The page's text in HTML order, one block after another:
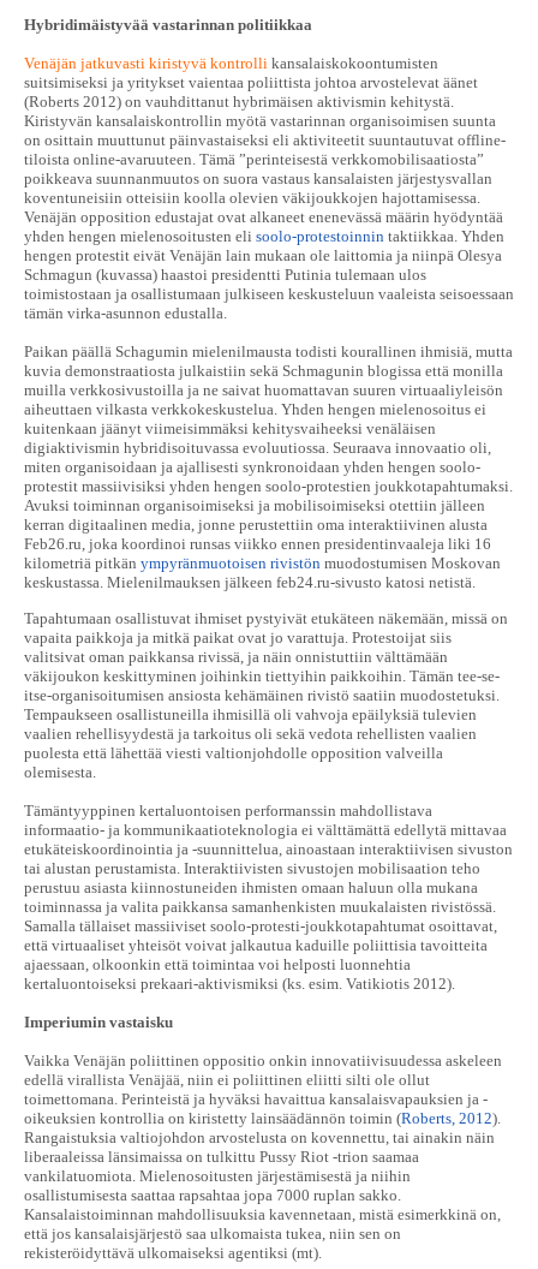
Hybridimäistyvää vastarinnan politiikkaa
Venäjän jatkuvasti kiristyvä kontrolli kansalaiskokoontumisten
suitsimiseksi ja yritykset vaientaa poliittista johtoa arvostelevat äänet
(Roberts 2012) on vauhdittanut hybrimäisen aktivismin kehitystä.
Kiristyvän kansalaiskontrollin myötä vastarinnan organisoimisen suunta
on osittain muuttunut päinvastaiseksi eli aktiviteetit suuntautuvat offline-
tiloista online-avaruuteen. Tämä ”perinteisestä verkkomobilisaatiosta”
poikkeava suunnanmuutos on suora vastaus kansalaisten järjestysvallan
koventuneisiin otteisiin koolla olevien väkijoukkojen hajottamisessa.
Venäjän opposition edustajat ovat alkaneet enenevässä määrin hyödyntää
yhden hengen mielenosoitusten eli soolo-protestoinnin taktiikkaa. Yhden
hengen protestit eivät Venäjän lain mukaan ole laittomia ja niinpä Olesya
Schmagun (kuvassa) haastoi presidentti Putinia tulemaan ulos
toimistostaan ja osallistumaan julkiseen keskusteluun vaaleista seisoessaan
tämän virka-asunnon edustalla.
Paikan päällä Schagumin mielenilmausta todisti kourallinen ihmisiä, mutta
kuvia demonstraatiosta julkaistiin sekä Schmagunin blogissa että monilla
muilla verkkosivustoilla ja ne saivat huomattavan suuren virtuaaliyleisön
aiheuttaen vilkasta verkkokeskustelua. Yhden hengen mielenosoitus ei
kuitenkaan jäänyt viimeisimmäksi kehitysvaiheeksi venäläisen
digiaktivismin hybridisoituvassa evoluutiossa. Seuraava innovaatio oli,
miten organisoidaan ja ajallisesti synkronoidaan yhden hengen soolo-
protestit massiivisiksi yhden hengen soolo-protestien joukkotapahtumaksi.
Avuksi toiminnan organisoimiseksi ja mobilisoimiseksi otettiin jälleen
kerran digitaalinen media, jonne perustettiin oma interaktiivinen alusta
Feb26.ru, joka koordinoi runsas viikko ennen presidentinvaaleja liki 16
kilometriä pitkän ympyränmuotoisen rivistön muodostumisen Moskovan
keskustassa. Mielenilmauksen jälkeen feb24.ru-sivusto katosi netistä.
Tapahtumaan osallistuvat ihmiset pystyivät etukäteen näkemään, missä on
vapaita paikkoja ja mitkä paikat ovat jo varattuja. Protestoijat siis
valitsivat oman paikkansa rivissä, ja näin onnistuttiin välttämään
väkijoukon keskittyminen joihinkin tiettyihin paikkoihin. Tämän tee-se-
itse-organisoitumisen ansiosta kehämäinen rivistö saatiin muodostetuksi.
Tempaukseen osallistuneilla ihmisillä oli vahvoja epäilyksiä tulevien
vaalien rehellisyydestä ja tarkoitus oli sekä vedota rehellisten vaalien
puolesta että lähettää viesti valtionjohdolle opposition valveilla
olemisesta.
Tämäntyyppinen kertaluontoisen performanssin mahdollistava
informaatio- ja kommunikaatioteknologia ei välttämättä edellytä mittavaa
etukäteiskoordinointia ja -suunnittelua, ainoastaan interaktiivisen sivuston
tai alustan perustamista. Interaktiivisten sivustojen mobilisaation teho
perustuu asiasta kiinnostuneiden ihmisten omaan haluun olla mukana
toiminnassa ja valita paikkansa samanhenkisten muukalaisten rivistössä.
Samalla tällaiset massiiviset soolo-protesti-joukkotapahtumat osoittavat,
että virtuaaliset yhteisöt voivat jalkautua kaduille poliittisia tavoitteita
ajaessaan, olkoonkin että toimintaa voi helposti luonnehtia
kertaluontoiseksi prekaari-aktivismiksi (ks. esim. Vatikiotis 2012).
Imperiumin vastaisku
Vaikka Venäjän poliittinen oppositio onkin innovatiivisuudessa askeleen
edellä virallista Venäjää, niin ei poliittinen eliitti silti ole ollut
toimettomana. Perinteistä ja hyväksi havaittua kansalaisvapauksien ja -
oikeuksien kontrollia on kiristetty lainsäädännön toimin (Roberts, 2012).
Rangaistuksia valtiojohdon arvostelusta on kovennettu, tai ainakin näin
liberaaleissa länsimaissa on tulkittu Pussy Riot -trion saamaa
vankilatuomiota. Mielenosoitusten järjestämisestä ja niihin
osallistumisesta saattaa rapsahtaa jopa 7000 ruplan sakko.
Kansalaistoiminnan mahdollisuuksia kavennetaan, mistä esimerkkinä on,
että jos kansalaisjärjestö saa ulkomaista tukea, niin sen on
rekisteröidyttävä ulkomaiseksi agentiksi (mt).